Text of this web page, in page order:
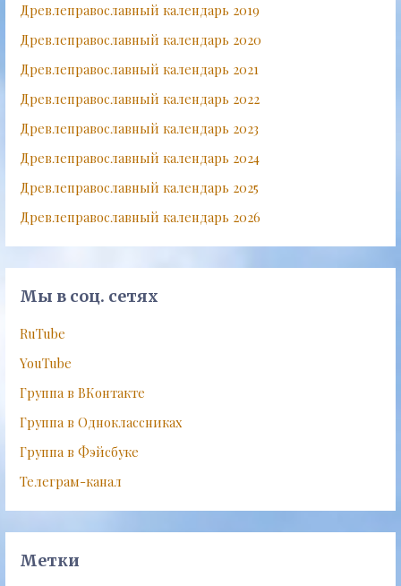
Древлеправославный календарь 2019
Древлеправославный календарь 2020
Древлеправославный календарь 2021
Древлеправославный календарь 2022
Древлеправославный календарь 2023
Древлеправославный календарь 2024
Древлеправославный календарь 2025
Древлеправославный календарь 2026
Мы в соц. сетях
RuTube
YouTube
Группа в ВКонтакте
Группа в Одноклассниках
Группа в Фэйсбуке
Телеграм-канал
Метки